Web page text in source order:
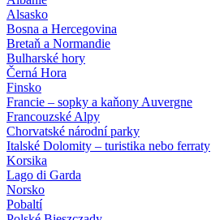
Alsasko
Bosna a Hercegovina
Bretaň a Normandie
Bulharské hory
Černá Hora
Finsko
Francie – sopky a kaňony Auvergne
Francouzské Alpy
Chorvatské národní parky
Italské Dolomity – turistika nebo ferraty
Korsika
Lago di Garda
Norsko
Pobaltí